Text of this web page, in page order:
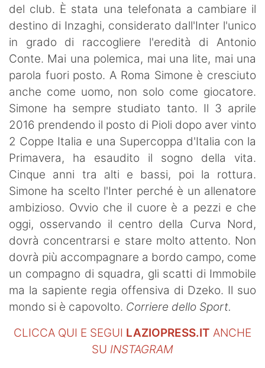
del club. È stata una telefonata a cambiare il
destino di Inzaghi, considerato dall'Inter l'unico
in grado di raccogliere l'eredità di Antonio
Conte. Mai una polemica, mai una lite, mai una
parola fuori posto. A Roma Simone è cresciuto
anche come uomo, non solo come giocatore.
Simone ha sempre studiato tanto. Il 3 aprile
2016 prendendo il posto di Pioli dopo aver vinto
2 Coppe Italia e una Supercoppa d'Italia con la
Primavera, ha esaudito il sogno della vita.
Cinque anni tra alti e bassi, poi la rottura.
Simone ha scelto l'Inter perché è un allenatore
ambizioso. Ovvio che il cuore è a pezzi e che
oggi, osservando il centro della Curva Nord,
dovrà concentrarsi e stare molto attento. Non
dovrà più accompagnare a bordo campo, come
un compagno di squadra, gli scatti di Immobile
ma la sapiente regia offensiva di Dzeko. Il suo
mondo si è capovolto. Corriere dello Sport.
CLICCA QUI E SEGUI LAZIOPRESS.IT ANCHE
SU INSTAGRAM